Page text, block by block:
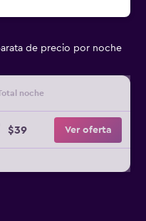
de precio por noche
noche
$39 Ver oferta